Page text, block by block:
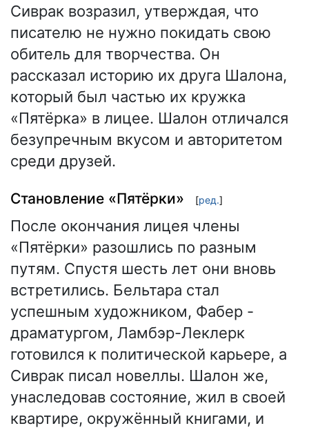
Сиврак возразил, утверждая, что
писателю не нужно покидать свою
обитель для творчества. Он
рассказал историю их друга Шалона,
который был частью их кружка
«Пятёрка» в лицее. Шалон отличался
безупречным вкусом и авторитетом
среди друзей.
Становление «Пятёрки» [ред.]
После окончания лицея члены
«Пятёрки» разошлись по разным
путям. Спустя шесть лет они вновь
встретились. Бельтара стал
успешным художником, Фабер -
драматургом, Ламбэр-Леклерк
готовился к политической карьере, а
Сиврак писал новеллы. Шалон же,
унаследовав состояние, жил в своей
квартире, окружённый книгами, и